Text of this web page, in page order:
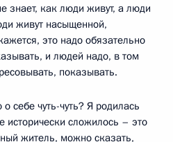
знает, как люди живут, а люди
живут насыщенной,
это надо обязательно
и людей надо, в том
показывать.
себе чуть-чуть? Я родилась
исторически сложилось – это
житель, можно сказать,